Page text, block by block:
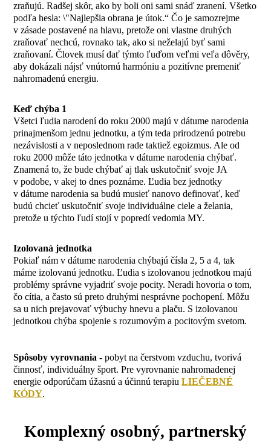
zraňujú. Radšej skôr, ako by boli oni sami snáď zranení. Všetko
podľa hesla: \"Najlepšia obrana je útok.“ Čo je samozrejme
v zásade postavené na hlavu, pretože oni vlastne druhých
zraňovať nechcú, rovnako tak, ako si neželajú byť sami
zraňovaní. Človek musí dať týmto ľuďom veľmi veľa dôvěry,
aby dokázali nájsť vnútornú harmóniu a pozitívne premeniť
nahromadenú energiu.
Keď chýba 1
Všetci ľudia narodení do roku 2000 majú v dátume narodenia
prinajmenšom jednu jednotku, a tým teda prirodzenú potrebu
nezávislosti a v neposlednom rade taktiež egoizmus. Ale od
roku 2000 môže táto jednotka v dátume narodenia chýbať.
Znamená to, že bude chýbať aj tlak uskutočniť svoje JA
v podobe, v akej to dnes poznáme. Ľudia bez jednotky
v dátume narodenia sa budú musieť nanovo definovať, keď
budú chcieť uskutočniť svoje individuálne ciele a želania,
pretože u týchto ľudí stojí v popredí vedomia MY.
Izolovaná jednotka
Pokiaľ nám v dátume narodenia chýbajú čísla 2, 5 a 4, tak
máme izolovanú jednotku. Ľudia s izolovanou jednotkou majú
problémy správne vyjadriť svoje pocity. Neradi hovoria o tom,
čo cítia, a často sú preto druhými nesprávne pochopení. Môžu
sa u nich prejavovať výbuchy hnevu a plaču. S izolovanou
jednotkou chýba spojenie s rozumovým a pocitovým svetom.
Spôsoby vyrovnania - pobyt na čerstvom vzduchu, tvorivá
činnosť, individuálny šport. Pre vyrovnanie nahromadenej
energie odporúčam úžasnú a účinnú terapiuLIEČEBNÉ
KÓDY.
Komplexný osobný, partnerský